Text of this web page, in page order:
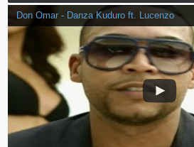
Don Omar - Danza Kuduro ft. Lucenzo